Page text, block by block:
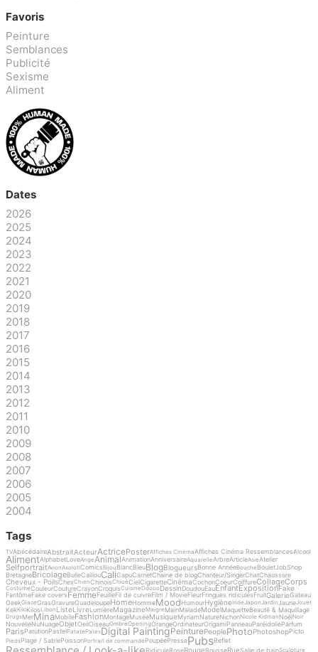
Favoris
Peinture
Semblances
Publicité
Sexisme
Aliment
Dates
2026
2025
2024
2023
2022
2021
2020
2019
2018
2017
2016
2015
2014
2013
2012
2011
2010
2009
2008
2007
2006
2005
2004
Tags
TVAbécédaireAbstraitActeurActricePosterAffiches CinémaAffiches Cinéma RessemblancesAlcool
AlimentAlphabetLoveAngeAnimalAnimationAnniversaireAquarelleArbreArticleAsieAtelier
SelfportraitAvionAxolotlComicsBijou BlancBleuBlogBlogueursBonne AnnéeBouche BouletJobShop
BretagneBricolageBulleCaillouCaliCapuCarnetChaine de blogChanteur/SingerChatChaussure
Cheveux - PoilsChexChienChinoisChloéCielCigaretteCinémaCochonCoeurCoiffureCollageCorps
CostumeCouleurCoutureCrayonCroquisCuisineDdoooDessinDoudouEauEnfantExpositionFake
FantômeFake coversFemmeFeuilleFil de cuivreFilm / MovieFleurFringues ridiculesFruitGalerieGateau
GeekGlaceGrasGravureGuadeloupeHomeHommeMoodHumourHygièneIndeJaponJardinJauneJouet
KekKikiKilosLibon ListeLivreLumièreMagazineMaigre MainMaladeModelMaquetteBeauté & Maquillage
DrugsMerMinaMobileFashionMontageMuséeMusiqueMyriamNatureNichonNicole Kidman NoëlNoir
NouvelleNuNuageObjetOeilOiseauOmbreOpeningOrangeOrdinateurOrigamiPanneauParéidolieParfum
ParisParutionPastelPatatePatesDigital PaintingPeinturePeoplePhotoPhotoshopPicto
PiedsPlage / SablePoissonPortrait de commande PoupéePressePubsReflet
RidiculeRoseRougeRousseRueSalle de bainSculpture